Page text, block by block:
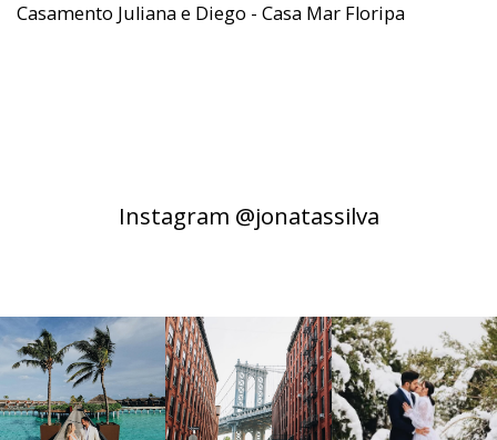
Casamento Juliana e Diego - Casa Mar Floripa
Instagram @jonatassilva